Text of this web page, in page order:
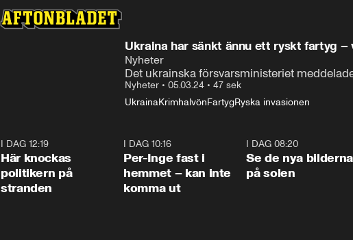
Ukraina har sänkt ännu ett ryskt fartyg
Nyheter
Det ukrainska försvarsministeriet
Nyheter • 05.03.24 • 47 sek
UkrainaKrimhalvönFartygRyska invasionen
I DAG 12:19
Här knockas
politikern på
stranden
I DAG 10:16
Per-Inge fast i
hemmet – kan inte
komma ut
I DAG 08:20
Se de nya bilderna
på solen